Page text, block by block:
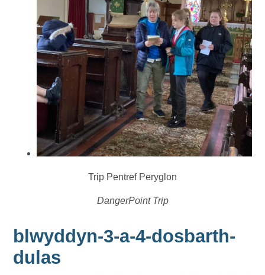
Trip Pentref Peryglon
DangerPoint Trip
blwyddyn-3-a-4-dosbarth-
dulas